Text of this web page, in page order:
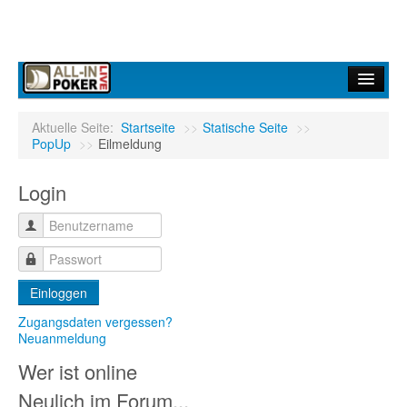
Forum
Infos
Turniere
Ergebnisdienst
Community
Aktuelle Seite: Startseite >> Statische Seite >>
PopUp >> Eilmeldung
Login
Einloggen
Zugangsdaten vergessen?
Neuanmeldung
Wer ist online
Neulich im Forum...